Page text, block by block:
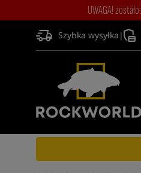
UWAGA! zostało:
Szybka wysyłka |